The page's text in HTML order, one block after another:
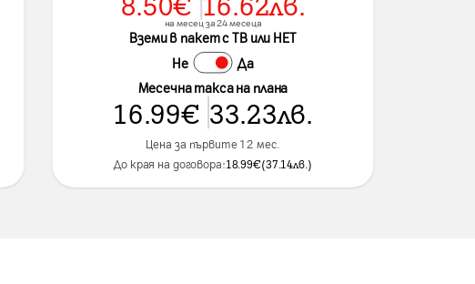
на месец за 24 месеца
Вземи в пакет с ТВ или НЕТ
Не Да
Месечна такса на плана
16.99€ 33.23лв.
Цена за първите 12 мес.
До края на договора:18.99€(37.14лв.)